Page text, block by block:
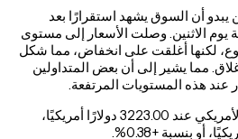
يبدو أن السوق يشهد استقرارًا بعد
يوم الاثنين. وصلت الأسعار إلى مستوى
لكنها أغلقت على انخفاض، مما شكل
مما يشير إلى أن بعض المتداولين
عند هذه المستويات المرتفعة.
يتداول زوج الذهب/الدولار الأمريكي عند 3223.00 دولارًا أمريكيًا،